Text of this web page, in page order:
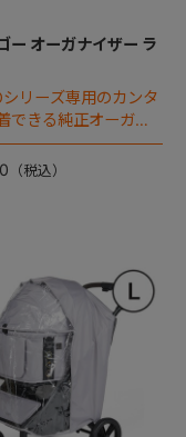
ー オーガナイザー ラ
リーズ専用のカンタ
できる純正オーガナ